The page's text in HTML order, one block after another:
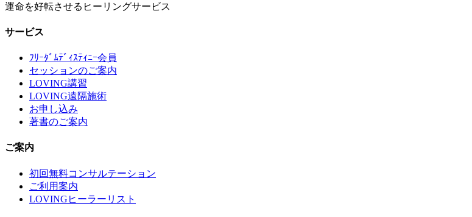
運命を好転させるヒーリングサービス
サービス
ﾌﾘｰﾀﾞﾑﾃﾞｨｽﾃｨﾆｰ会員
セッションのご案内
LOVING講習
LOVING遠隔施術
お申し込み
著書のご案内
ご案内
初回無料コンサルテーション
ご利用案内
LOVINGヒーラーリスト